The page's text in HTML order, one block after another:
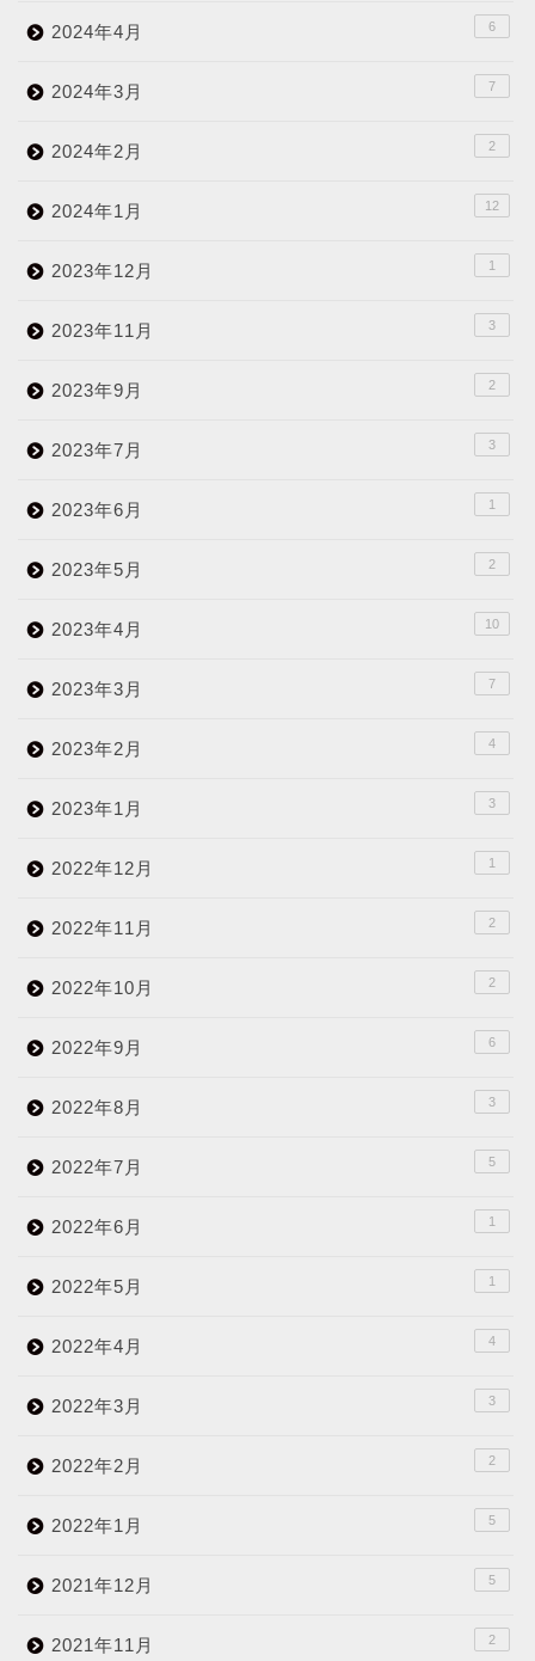
2024年4月 6
2024年3月 7
2024年2月 2
2024年1月 12
2023年12月 1
2023年11月 3
2023年9月 2
2023年7月 3
2023年6月 1
2023年5月 2
2023年4月 10
2023年3月 7
2023年2月 4
2023年1月 3
2022年12月 1
2022年11月 2
2022年10月 2
2022年9月 6
2022年8月 3
2022年7月 5
2022年6月 1
2022年5月 1
2022年4月 4
2022年3月 3
2022年2月 2
2022年1月 5
2021年12月 5
2021年11月 2